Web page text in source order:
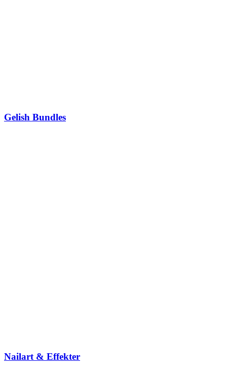
Gelish Bundles
Nailart & Effekter